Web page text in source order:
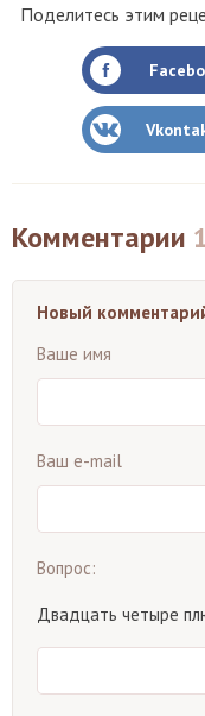
Поделитесь этим
Комментарии
Новый
Ваше имя
Ваш e-mail
Вопрос:
Двадцать четыре